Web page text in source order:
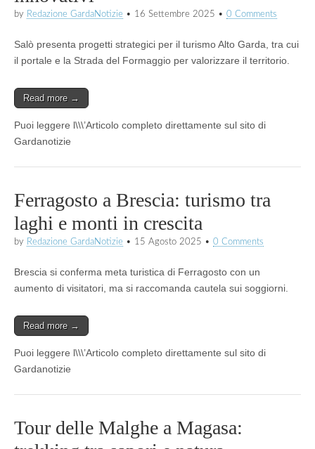
by Redazione GardaNotizie • 16 Settembre 2025 • 0 Comments
Salò presenta progetti strategici per il turismo Alto Garda, tra cui
il portale e la Strada del Formaggio per valorizzare il territorio.
Read more →
Puoi leggere l\\\’Articolo completo direttamente sul sito di
Gardanotizie
Ferragosto a Brescia: turismo tra
laghi e monti in crescita
by Redazione GardaNotizie • 15 Agosto 2025 • 0 Comments
Brescia si conferma meta turistica di Ferragosto con un
aumento di visitatori, ma si raccomanda cautela sui soggiorni.
Read more →
Puoi leggere l\\\’Articolo completo direttamente sul sito di
Gardanotizie
Tour delle Malghe a Magasa: